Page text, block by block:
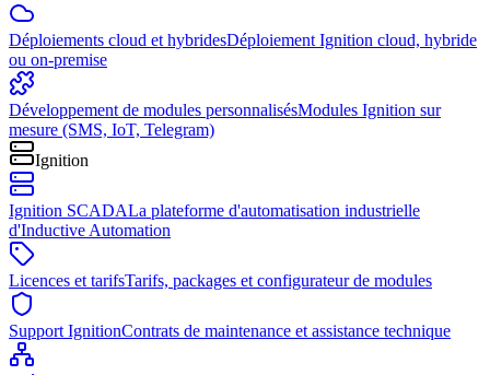
Déploiements cloud et hybridesDéploiement Ignition cloud, hybride
ou on-premise
Développement de modules personnalisésModules Ignition sur
mesure (SMS, IoT, Telegram)
Ignition
Ignition SCADALa plateforme d'automatisation industrielle
d'Inductive Automation
Licences et tarifsTarifs, packages et configurateur de modules
Support IgnitionContrats de maintenance et assistance technique